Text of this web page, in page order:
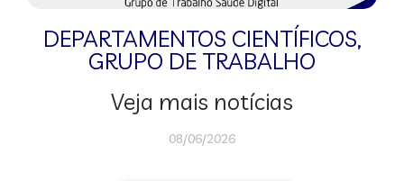
DEPARTAMENTOS CIENTÍFICOS,
GRUPO DE TRABALHO
Veja mais notícias
08/06/2026